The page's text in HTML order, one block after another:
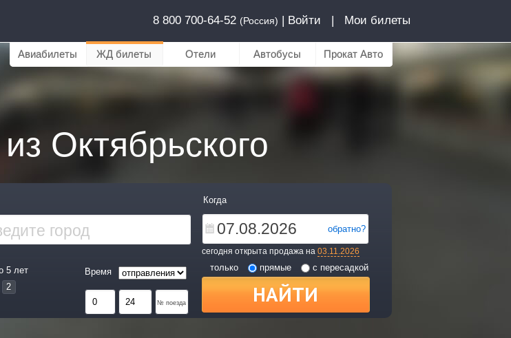
8 800 700-64-52 (Россия) | Войти | Мои билеты
Авиабилеты ЖД билеты Отели Автобусы Прокат Авто
Октябрьского
Когда
обратно?
сегодня открыта продажа на 03.11.2026
5 лет
Время
2
только прямые с пересадкой
НАЙТИ